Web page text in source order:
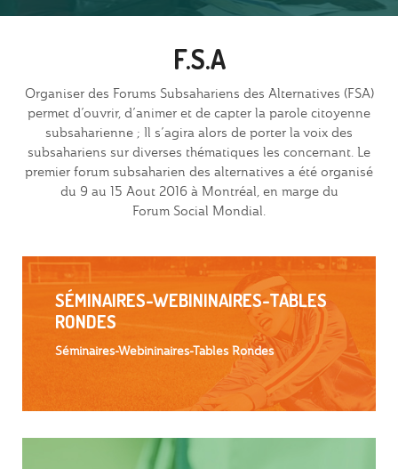
F.S.A
Organiser des Forums Subsahariens des Alternatives (FSA)
permet d’ouvrir, d’animer et de capter la parole citoyenne
subsaharienne ; Il s’agira alors de porter la voix des
subsahariens sur diverses thématiques les concernant. Le
premier forum subsaharien des alternatives a été organisé
du 9 au 15 Aout 2016 à Montréal, en marge du
Forum Social Mondial.
SÉMINAIRES-WEBININAIRES-TABLES
RONDES
Séminaires-Webininaires-Tables Rondes